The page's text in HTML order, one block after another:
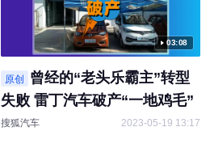
03:08
原创
曾经的“老头乐霸主”转型
失败 雷丁汽车破产“一地鸡毛”
搜狐汽车 2023-05-19 13:17